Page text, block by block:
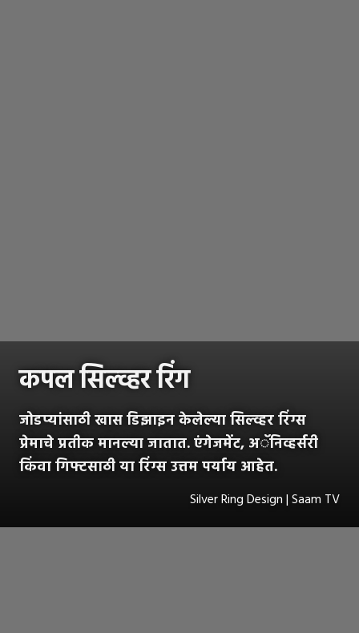
कपल सिल्व्हर रिंग
जोडप्यांसाठी खास डिझाइन केलेल्या सिल्व्हर रिंग्स
प्रेमाचे प्रतीक मानल्या जातात. एंगेजमेंट, अॅनिव्हर्सरी
किंवा गिफ्टसाठी या रिंग्स उत्तम पर्याय आहेत.
Silver Ring Design | Saam TV